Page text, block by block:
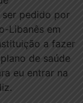
ser pedido por
Libanês em
a fazer
de saúde
eu entrar na